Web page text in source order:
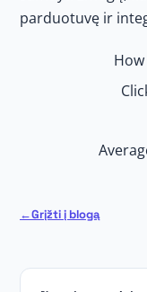
parduotuvę ir
Grįžti į blogą